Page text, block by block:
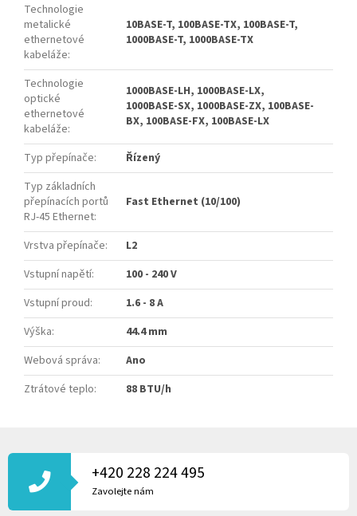
Technologie
metalické
ethernetové
kabeláže:
10BASE-T, 100BASE-TX, 100BASE-T,
1000BASE-T, 1000BASE-TX
Technologie
optické
ethernetové
kabeláže:
1000BASE‑LH, 1000BASE‑LX,
1000BASE‑SX, 1000BASE‑ZX, 100BASE-
BX, 100BASE-FX, 100BASE-LX
Typ přepínače:
Řízený
Typ základních
přepínacích portů
RJ-45 Ethernet:
Fast Ethernet (10/100)
Vrstva přepínače:
L2
Vstupní napětí:
100 - 240 V
Vstupní proud:
1.6 - 8 A
Výška:
44.4 mm
Webová správa:
Ano
Ztrátové teplo: 88 BTU/h
Á
T
+420 228 224 495
Zavolejte nám